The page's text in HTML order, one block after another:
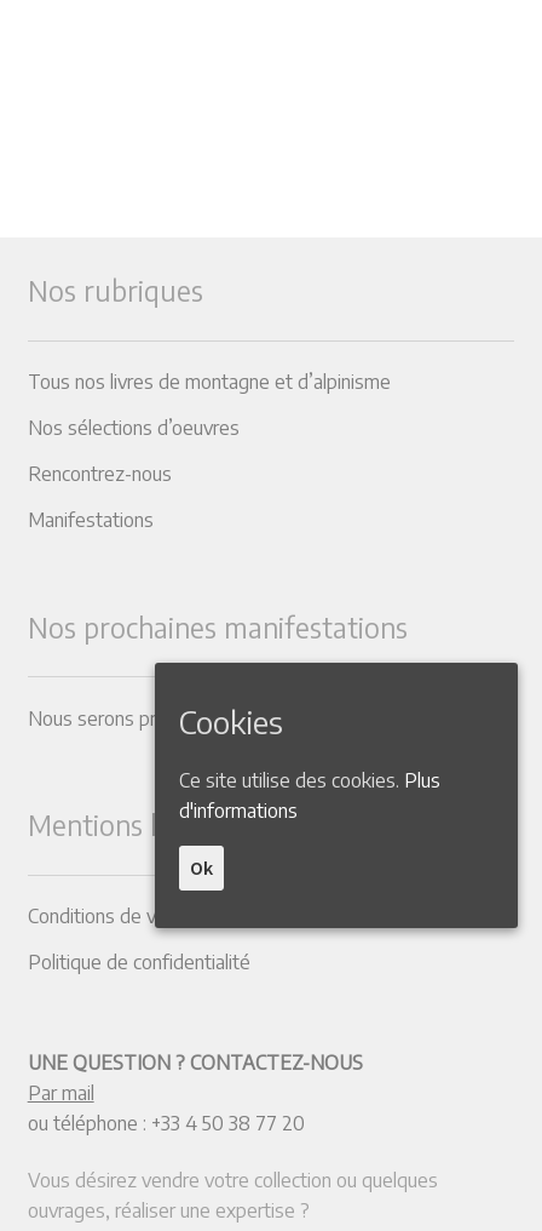
Nos rubriques
Tous nos livres de montagne et d’alpinisme
Nos sélections d’oeuvres
Rencontrez-nous
Manifestations
Nos prochaines manifestations
Nous serons présents dans les Salons suivants
Mentions légales
Conditions de vente
Politique de confidentialité
UNE QUESTION ? CONTACTEZ-NOUS
Par mail
ou téléphone : +33 4 50 38 77 20
Vous désirez vendre votre collection ou quelques
ouvrages, réaliser une expertise ?
Cookies
Ce site utilise des cookies. Plus
d'informations
Ok